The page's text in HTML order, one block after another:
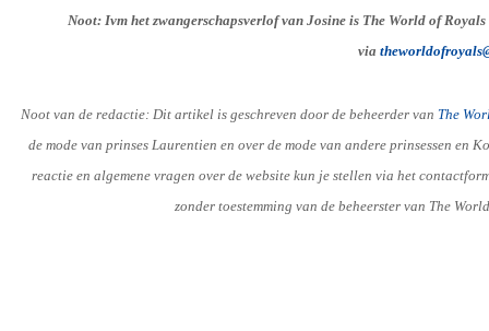
Noot: Ivm het zwangerschapsverlof van Josine is The World of
via
Noot van de redactie: Dit artikel is geschreven door de beheerder van The
de mode van prinses Laurentien en over de mode van andere prinsessen
reactie en algemene vragen over de website kun je stellen via het
zonder toestemming van de beheerster van The